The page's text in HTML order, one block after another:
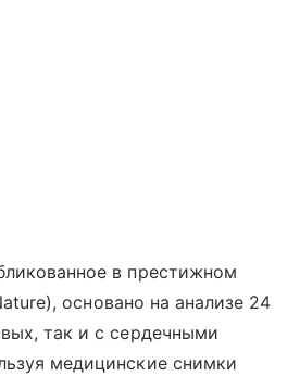
в престижном
основано на анализе 24
так и с сердечными
медицинские снимки